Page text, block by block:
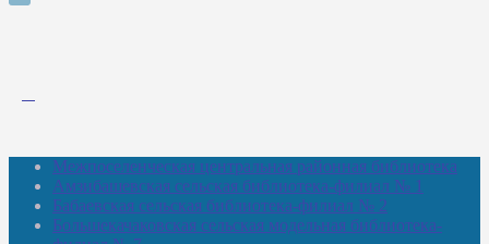
Межпоселенческая центральная районная библиотека
Амзибашевская сельская библиотека-филиал № 1
Бабаевская сельская библиотека-филиал № 2
Большекачаковская сельская модельная библиотека-